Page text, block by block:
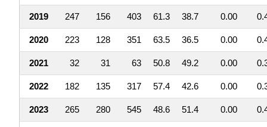
2019 247 156 403 61.3 38.7 0.00
2020 223 128 351 63.5 36.5 0.00
2021 32 31 63 50.8 49.2 0.00
2022 182 135 317 57.4 42.6 0.00
2023 265 280 545 48.6 51.4 0.00